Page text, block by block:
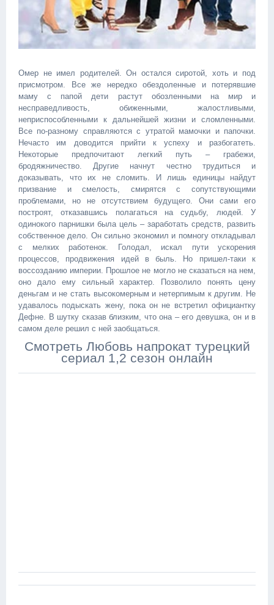
Омер не имел родителей. Он остался сиротой, хоть и под
присмотром. Все же нередко обездоленные и потерявшие
маму с папой дети растут обозленными на мир и
несправедливость, обиженными, жалостливыми,
неприспособленными к дальнейшей жизни и сломленными.
Все по-разному справляются с утратой мамочки и папочки.
Нечасто им доводится прийти к успеху и разбогатеть.
Некоторые предпочитают легкий путь – грабежи,
бродяжничество. Другие начнут честно трудиться и
доказывать, что их не сломить. И лишь единицы найдут
призвание и смелость, смирятся с сопутствующими
проблемами, но не отсутствием будущего. Они сами его
построят, отказавшись полагаться на судьбу, людей. У
одинокого парнишки была цель – заработать средств, развить
собственное дело. Он сильно экономил и помногу откладывал
с мелких работенок. Голодал, искал пути ускорения
процессов, продвижения идей в быль. Но пришел-таки к
воссозданию империи. Прошлое не могло не сказаться на нем,
оно дало ему сильный характер. Позволило понять цену
деньгам и не стать высокомерным и нетерпимым к другим. Не
удавалось подыскать жену, пока он не встретил официантку
Дефне. В шутку сказав близким, что она – его девушка, он и в
самом деле решил с ней заобщаться.
Смотреть Любовь напрокат турецкий
сериал 1,2 сезон онлайн